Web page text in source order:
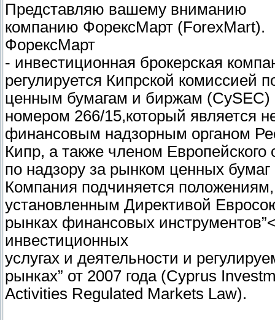
Представляю вашему вниманию
компанию ФорексМарт (ForexMart).
ФорексМарт
- инвестиционная брокерская
регулируется Кипрской комиссией
ценным бумагам и биржам
номером 266/15,который является
финансовым надзорным органом
Кипр, а также членом Европейского
по надзору за рынком ценных
Компания подчиняется положениям,
установленным Директивой
рынках финансовых
инвестиционных
услугах и деятельности и
рынках” от 2007 года (Cyprus
Activities Regulated Markets Law).